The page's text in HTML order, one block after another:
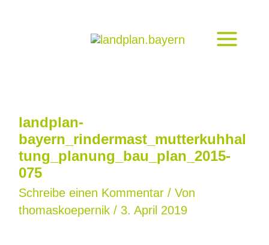
landplan-
bayern_rindermast_mutterkuhhal
tung_planung_bau_plan_2015-
075
Schreibe einen Kommentar / Von
thomaskoepernik / 3. April 2019